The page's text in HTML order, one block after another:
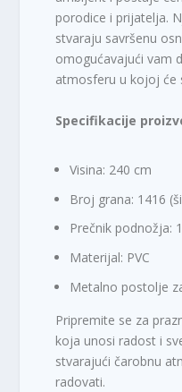
porodice i prijatelja.
stvaraju savršenu
omogućavajući vam
atmosferu u kojoj će
Specifikacije
Visina: 240 cm
Broj grana: 1416
Prečnik podnožja:
Materijal: PVC
Metalno postolje
Pripremite se za
koja unosi radost i
stvarajući čarobnu
radovati.